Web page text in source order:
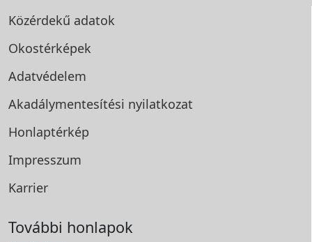
Közérdekű adatok
Okostérképek
Adatvédelem
Akadálymentesítési nyilatkozat
Honlaptérkép
Impresszum
Karrier
További honlapok